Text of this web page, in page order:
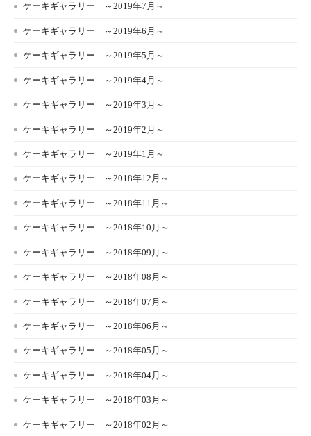
ケーキギャラリー ～2019年7月～
ケーキギャラリー ～2019年6月～
ケーキギャラリー ～2019年5月～
ケーキギャラリー ～2019年4月～
ケーキギャラリー ～2019年3月～
ケーキギャラリー ～2019年2月～
ケーキギャラリー ～2019年1月～
ケーキギャラリー ～2018年12月～
ケーキギャラリー ～2018年11月～
ケーキギャラリー ～2018年10月～
ケーキギャラリー ～2018年09月～
ケーキギャラリー ～2018年08月～
ケーキギャラリー ～2018年07月～
ケーキギャラリー ～2018年06月～
ケーキギャラリー ～2018年05月～
ケーキギャラリー ～2018年04月～
ケーキギャラリー ～2018年03月～
ケーキギャラリー ～2018年02月～